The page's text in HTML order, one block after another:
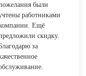
были
работниками
Ещё
скидку.
за